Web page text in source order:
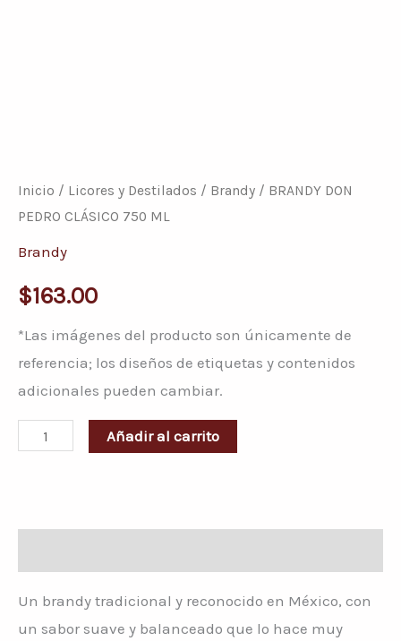
Inicio / Licores y Destilados / Brandy / BRANDY DON
PEDRO CLÁSICO 750 ML
Brandy
$163.00
*Las imágenes del producto son únicamente de
referencia; los diseños de etiquetas y contenidos
adicionales pueden cambiar.
PEDRO
CLÁSICO
750
cantidad
Añadir al carrito
Un brandy tradicional y reconocido en México, con
un sabor suave y balanceado que lo hace muy